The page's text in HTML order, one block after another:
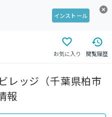
インストール
お気に入り 閲覧履歴
レッジ（千葉県柏市
報